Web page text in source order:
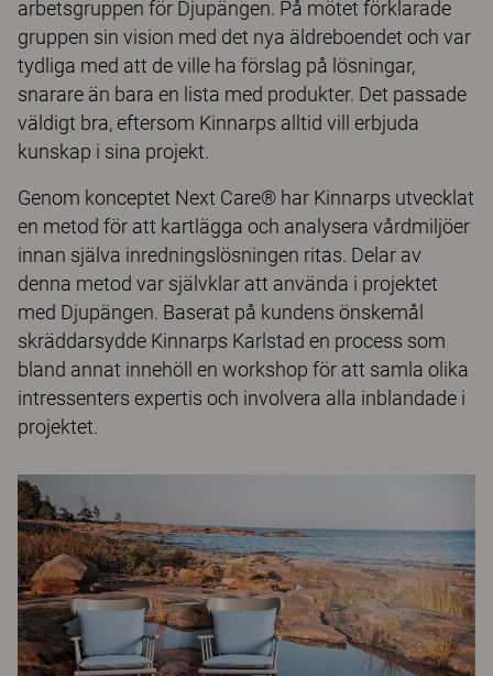
arbetsgruppen för Djupängen. På mötet förklarade
gruppen sin vision med det nya äldreboendet och var
tydliga med att de ville ha förslag på lösningar,
snarare än bara en lista med produkter. Det passade
väldigt bra, eftersom Kinnarps alltid vill erbjuda
kunskap i sina projekt.
Genom konceptet Next Care® har Kinnarps utvecklat
en metod för att kartlägga och analysera vårdmiljöer
innan själva inredningslösningen ritas. Delar av
denna metod var självklar att använda i projektet
med Djupängen. Baserat på kundens önskemål
skräddarsydde Kinnarps Karlstad en process som
bland annat innehöll en workshop för att samla olika
intressenters expertis och involvera alla inblandade i
projektet.